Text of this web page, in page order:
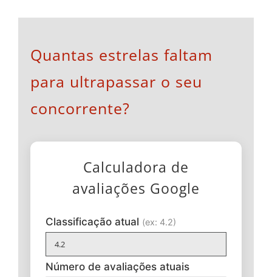
Quantas estrelas faltam
para ultrapassar o seu
concorrente?
Calculadora de
avaliações Google
Classificação atual (ex: 4.2)
Número de avaliações atuais